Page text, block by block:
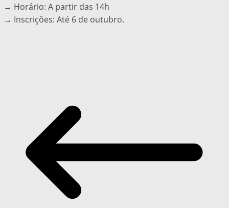
→ Horário: A partir das 14h
→ Inscrições: Até 6 de outubro.